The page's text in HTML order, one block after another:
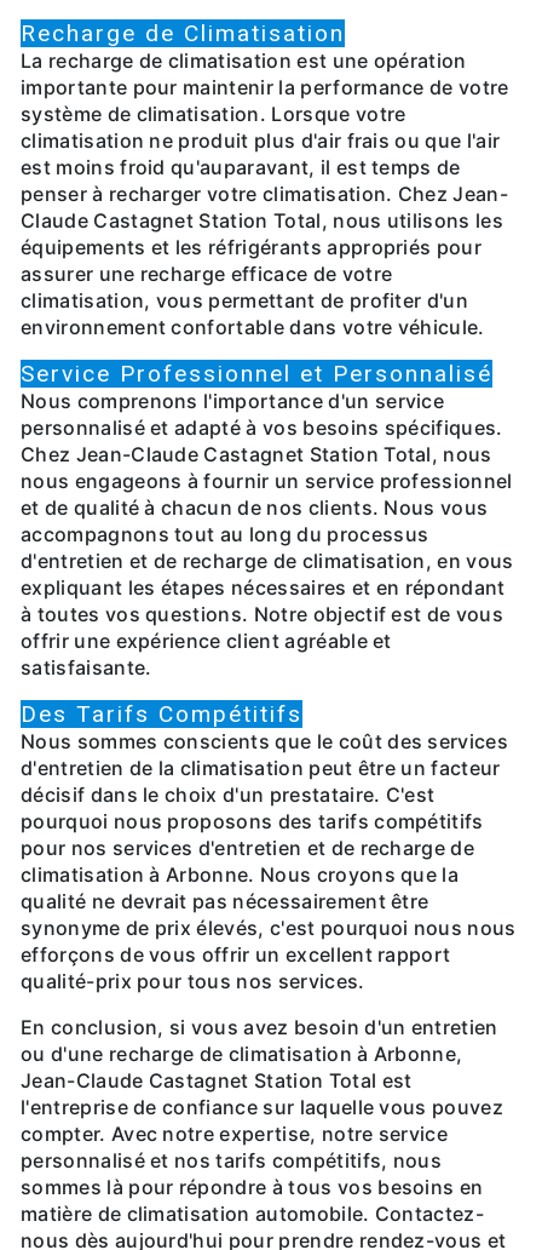
Recharge de Climatisation
La recharge de climatisation est une opération
importante pour maintenir la performance de votre
système de climatisation. Lorsque votre
climatisation ne produit plus d'air frais ou que l'air
est moins froid qu'auparavant, il est temps de
penser à recharger votre climatisation. Chez Jean-
Claude Castagnet Station Total, nous utilisons les
équipements et les réfrigérants appropriés pour
assurer une recharge efficace de votre
climatisation, vous permettant de profiter d'un
environnement confortable dans votre véhicule.
Service Professionnel et Personnalisé
Nous comprenons l'importance d'un service
personnalisé et adapté à vos besoins spécifiques.
Chez Jean-Claude Castagnet Station Total, nous
nous engageons à fournir un service professionnel
et de qualité à chacun de nos clients. Nous vous
accompagnons tout au long du processus
d'entretien et de recharge de climatisation, en vous
expliquant les étapes nécessaires et en répondant
à toutes vos questions. Notre objectif est de vous
offrir une expérience client agréable et
satisfaisante.
Des Tarifs Compétitifs
Nous sommes conscients que le coût des services
d'entretien de la climatisation peut être un facteur
décisif dans le choix d'un prestataire. C'est
pourquoi nous proposons des tarifs compétitifs
pour nos services d'entretien et de recharge de
climatisation à Arbonne. Nous croyons que la
qualité ne devrait pas nécessairement être
synonyme de prix élevés, c'est pourquoi nous nous
efforçons de vous offrir un excellent rapport
qualité-prix pour tous nos services.
En conclusion, si vous avez besoin d'un entretien
ou d'une recharge de climatisation à Arbonne,
Jean-Claude Castagnet Station Total est
l'entreprise de confiance sur laquelle vous pouvez
compter. Avec notre expertise, notre service
personnalisé et nos tarifs compétitifs, nous
sommes là pour répondre à tous vos besoins en
matière de climatisation automobile. Contactez-
nous dès aujourd'hui pour prendre rendez-vous et